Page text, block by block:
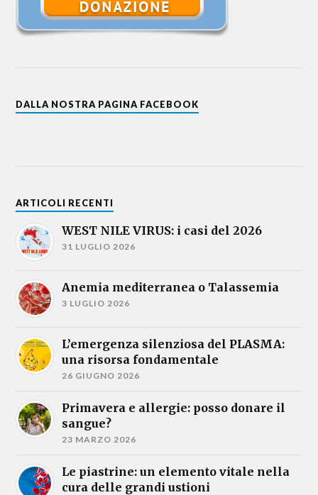
DALLA NOSTRA PAGINA FACEBOOK
ARTICOLI RECENTI
WEST NILE VIRUS: i casi del 2026
31 LUGLIO 2026
Anemia mediterranea o Talassemia
3 LUGLIO 2026
L’emergenza silenziosa del PLASMA:
una risorsa fondamentale
26 GIUGNO 2026
Primavera e allergie: posso donare il
sangue?
23 MARZO 2026
Le piastrine: un elemento vitale nella
cura delle grandi ustioni